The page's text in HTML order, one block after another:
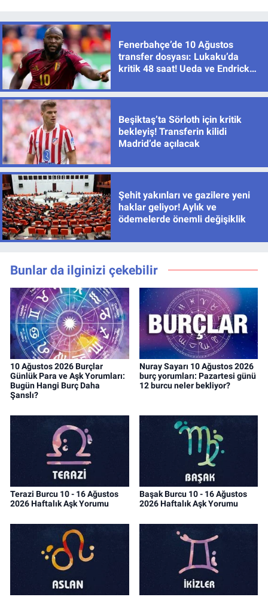
Fenerbahçe’de 10 Ağustos
transfer dosyası: Lukaku’da
kritik 48 saat! Ueda ve Endrick
Beşiktaş’ta Sörloth için kritik
bekleyiş! Transferin kilidi
Madrid’de açılacak
Şehit yakınları ve gazilere yeni
haklar geliyor! Aylık ve
ödemelerde önemli değişiklik
Bunlar da ilginizi çekebilir
10 Ağustos 2026 Burçlar
Günlük Para ve Aşk Yorumları:
Bugün Hangi Burç Daha
Şanslı?
Nuray Sayarı 10 Ağustos 2026
burç yorumları: Pazartesi günü
12 burcu neler bekliyor?
Terazi Burcu 10 - 16 Ağustos
2026 Haftalık Aşk Yorumu
Başak Burcu 10 - 16 Ağustos
2026 Haftalık Aşk Yorumu